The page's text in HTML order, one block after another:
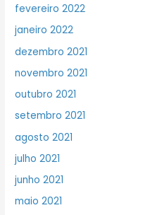
fevereiro 2022
janeiro 2022
dezembro 2021
novembro 2021
outubro 2021
setembro 2021
agosto 2021
julho 2021
junho 2021
maio 2021